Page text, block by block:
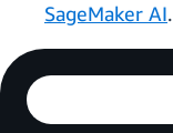
SageMaker AI.